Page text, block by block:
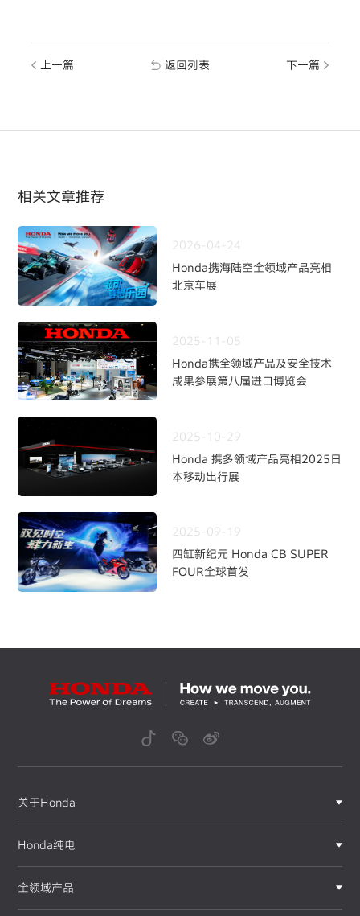
上一篇 返回列表 下一篇
相关文章推荐
2026-04-24
Honda携海陆空全领域产品亮相
北京车展
2025-11-05
Honda携全领域产品及安全技术
成果参展第八届进口博览会
2025-10-29
Honda 携多领域产品亮相2025日
本移动出行展
2025-09-19
四缸新纪元 Honda CB SUPER
FOUR全球首发
关于Honda
Honda纯电
全领域产品